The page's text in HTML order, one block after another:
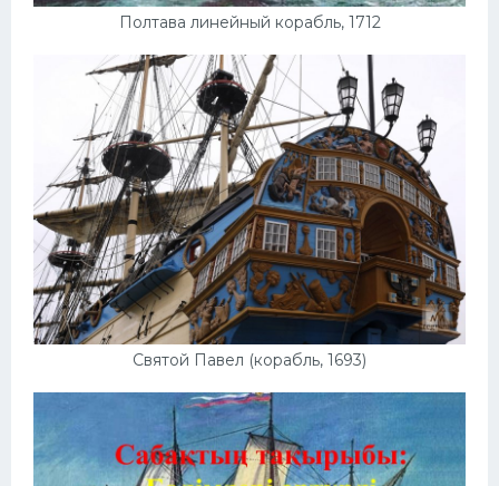
Полтава линейный корабль, 1712
Святой Павел (корабль, 1693)